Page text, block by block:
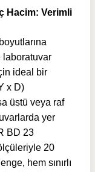
Hacim: Verimli
laboratuvar
ideal bir
x D)
üstü veya raf
yer
BD 23
20
hem sınırlı